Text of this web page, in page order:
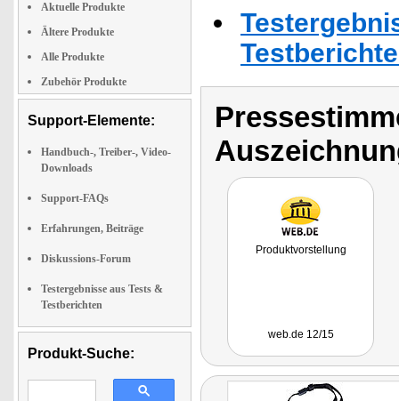
Aktuelle Produkte
Ältere Produkte
Alle Produkte
Zubehör Produkte
Support-Elemente:
Handbuch-, Treiber-, Video-
Downloads
Support-FAQs
Erfahrungen, Beiträge
Diskussions-Forum
Testergebnisse aus Tests &
Testberichten
Produkt-Suche:
Produktvorstellung
web.de 12/15